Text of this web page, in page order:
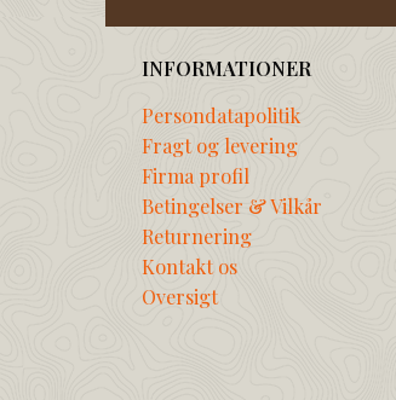
INFORMATIONER
Persondatapolitik
Fragt og levering
Firma profil
Betingelser & Vilkår
Returnering
Kontakt os
Oversigt